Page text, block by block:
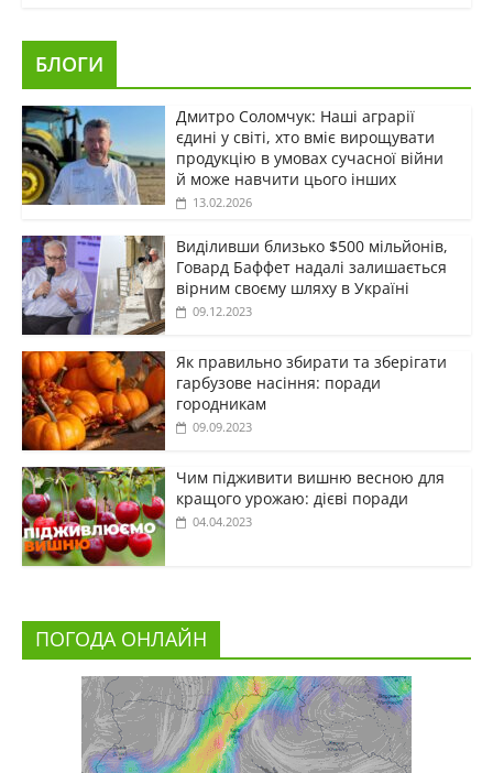
БЛОГИ
Дмитро Соломчук: Наші аграрії
єдині у світі, хто вміє вирощувати
продукцію в умовах сучасної війни
й може навчити цього інших
13.02.2026
Виділивши близько $500 мільйонів,
Говард Баффет надалі залишається
вірним своєму шляху в Україні
09.12.2023
Як правильно збирати та зберігати
гарбузове насіння: поради
городникам
09.09.2023
Чим підживити вишню весною для
кращого урожаю: дієві поради
04.04.2023
ПОГОДА ОНЛАЙН